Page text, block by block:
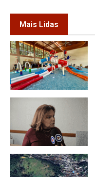
Mais Lidas